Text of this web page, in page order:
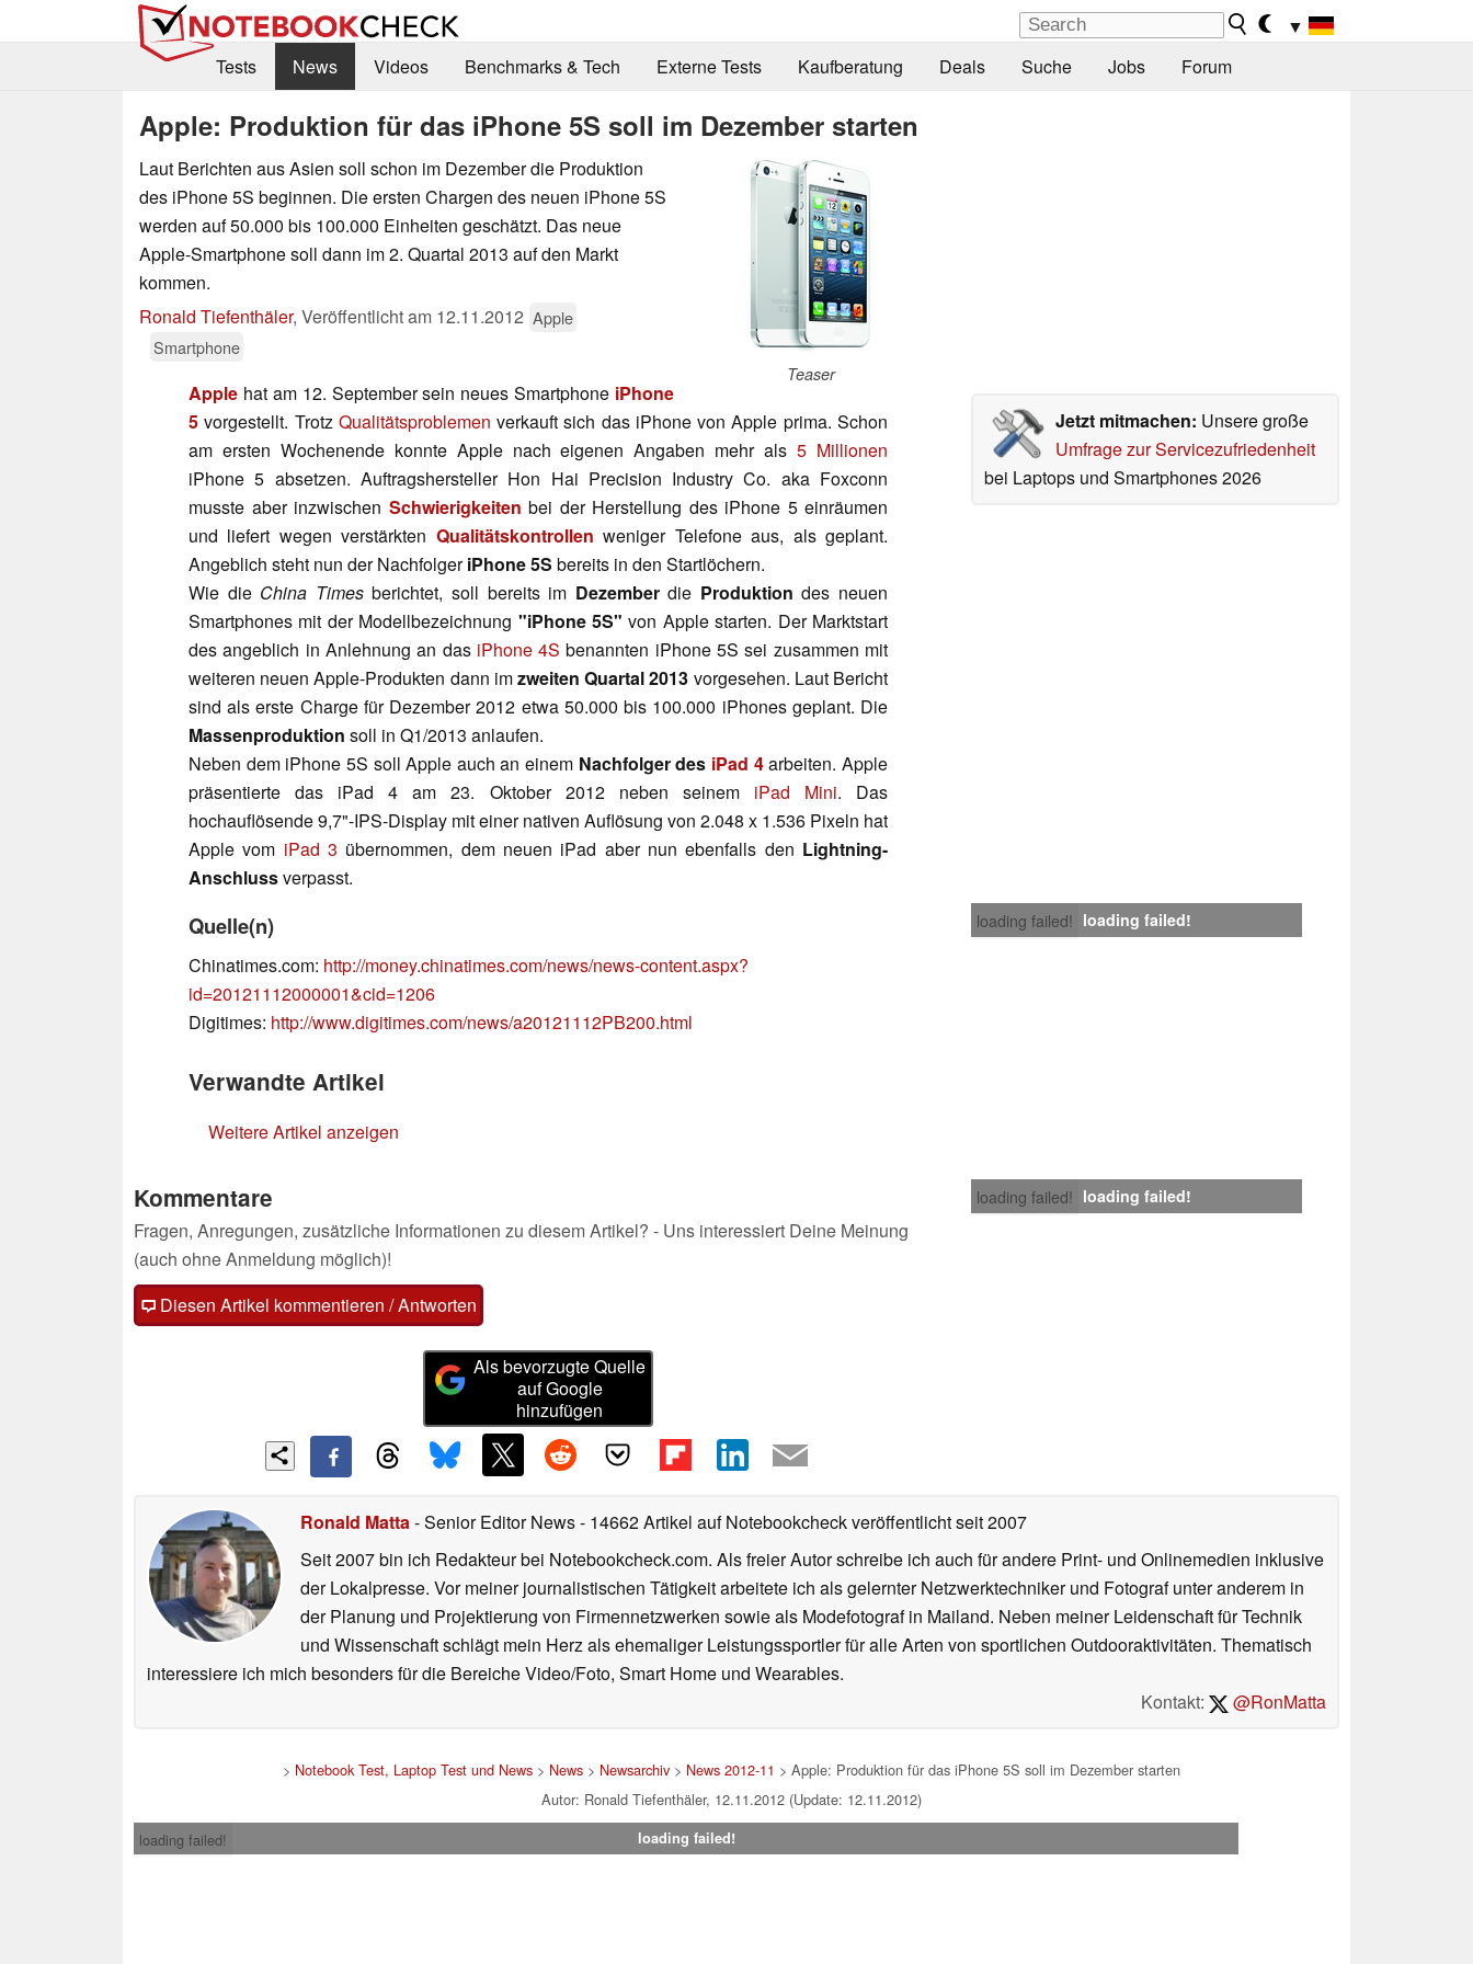
▼
Tests
News Videos Benchmarks & Tech Externe Tests Kaufberatung Deals Suche Jobs Forum
Apple: Produktion für das iPhone 5S soll im Dezember starten
Teaser
Laut Berichten aus Asien soll schon im Dezember die Produktion
des iPhone 5S beginnen. Die ersten Chargen des neuen iPhone 5S
werden auf 50.000 bis 100.000 Einheiten geschätzt. Das neue
Apple-Smartphone soll dann im 2. Quartal 2013 auf den Markt
kommen.
Ronald Tiefenthäler, Veröffentlicht am 12.11.2012 Apple
Smartphone
Jetzt mitmachen: Unsere große
Umfrage zur Servicezufriedenheit
bei Laptops und Smartphones 2026
Apple hat am 12. September sein neues Smartphone iPhone
5 vorgestellt. Trotz Qualitätsproblemen verkauft sich das iPhone von Apple prima. Schon
am ersten Wochenende konnte Apple nach eigenen Angaben mehr als5 Millionen
iPhone 5 absetzen. Auftragshersteller Hon Hai Precision Industry Co. aka Foxconn
musste aber inzwischen Schwierigkeiten bei der Herstellung des iPhone 5 einräumen
und liefert wegen verstärkten Qualitätskontrollen weniger Telefone aus, als geplant.
Angeblich steht nun der NachfolgeriPhone 5S bereits in den Startlöchern.
Wie die China Timesberichtet, soll bereits im Dezemberdie Produktion des neuen
Smartphones mit der Modellbezeichnung "iPhone 5S" von Apple starten. Der Marktstart
des angeblich in Anlehnung an das iPhone 4S benannten iPhone 5S sei zusammen mit
weiteren neuen Apple-Produkten dann imzweiten Quartal 2013 vorgesehen. Laut Bericht
sind als erste Charge für Dezember 2012 etwa 50.000 bis 100.000 iPhones geplant. Die
Massenproduktion soll in Q1/2013 anlaufen.
Neben dem iPhone 5S soll Apple auch an einem Nachfolger des iPad 4arbeiten. Apple
präsentierte das iPad 4 am 23. Oktober 2012 neben seinem iPad Mini. Das
hochauflösende 9,7"-IPS-Display mit einer nativen Auflösung von 2.048 x 1.536 Pixeln hat
Apple vom iPad 3 übernommen, dem neuen iPad aber nun ebenfalls den Lightning-
Anschlussverpasst.
loading failed! loading failed!
Quelle(n)
Chinatimes.com: http://money.chinatimes.com/news/news-content.aspx?
id=20121112000001&cid=1206
Digitimes: http://www.digitimes.com/news/a20121112PB200.html
Verwandte Artikel
Weitere Artikel anzeigen
loading failed! loading failed!
Kommentare
Fragen, Anregungen, zusätzliche Informationen zu diesem Artikel? - Uns interessiert Deine Meinung
(auch ohne Anmeldung möglich)!
Diesen Artikel kommentieren / Antworten
Als bevorzugte Quelle
auf Google
hinzufügen
Ronald Matta- Senior Editor News- 14662 Artikel auf Notebookcheck veröffentlichtseit 2007
Seit 2007 bin ich Redakteur bei Notebookcheck.com. Als freier Autor schreibe ich auch für andere Print- und Onlinemedien inklusive
der Lokalpresse. Vor meiner journalistischen Tätigkeit arbeitete ich als gelernter Netzwerktechniker und Fotograf unter anderem in
der Planung und Projektierung von Firmennetzwerken sowie als Modefotograf in Mailand. Neben meiner Leidenschaft für Technik
und Wissenschaft schlägt mein Herz als ehemaliger Leistungssportler für alle Arten von sportlichen Outdooraktivitäten. Thematisch
interessiere ich mich besonders für die Bereiche Video/Foto, Smart Home und Wearables.
Kontakt:
@RonMatta
> Notebook Test, Laptop Test und News> News> Newsarchiv> News 2012-11 > Apple: Produktion für das iPhone 5S soll im Dezember starten
Autor: Ronald Tiefenthäler, 12.11.2012 (Update: 12.11.2012)
loading failed!
loading failed!